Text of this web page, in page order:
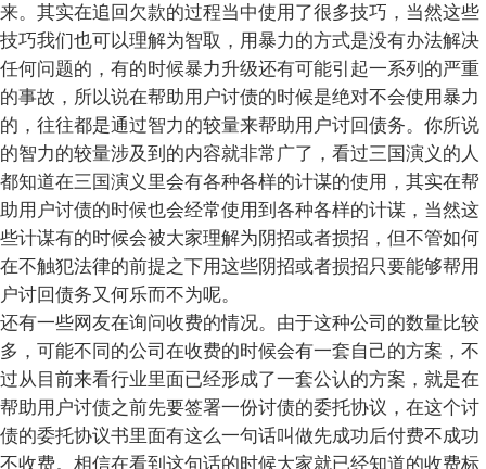
来。其实在追回欠款的过程当中使用了很多技巧，当然这些
技巧我们也可以理解为智取，用暴力的方式是没有办法解决
任何问题的，有的时候暴力升级还有可能引起一系列的严重
的事故，所以说在帮助用户讨债的时候是绝对不会使用暴力
的，往往都是通过智力的较量来帮助用户讨回债务。你所说
的智力的较量涉及到的内容就非常广了，看过三国演义的人
都知道在三国演义里会有各种各样的计谋的使用，其实在帮
助用户讨债的时候也会经常使用到各种各样的计谋，当然这
些计谋有的时候会被大家理解为阴招或者损招，但不管如何
在不触犯法律的前提之下用这些阴招或者损招只要能够帮用
户讨回债务又何乐而不为呢。
还有一些网友在询问收费的情况。由于这种公司的数量比较
多，可能不同的公司在收费的时候会有一套自己的方案，不
过从目前来看行业里面已经形成了一套公认的方案，就是在
帮助用户讨债之前先要签署一份讨债的委托协议，在这个讨
债的委托协议书里面有这么一句话叫做先成功后付费不成功
不收费。相信在看到这句话的时候大家就已经知道的收费标